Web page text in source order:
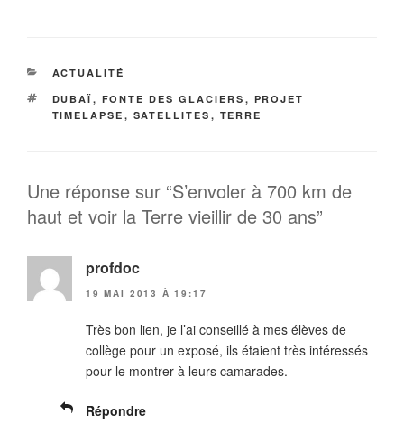
CATÉGORIES
ACTUALITÉ
ÉTIQUETTES
DUBAÏ, FONTE DES GLACIERS , PROJET
TIMELAPSE , SATELLITES , TERRE
Une réponse sur “S’envoler à 700 km de
haut et voir la Terre vieillir de 30 ans”
profdoc
19 MAI 2013 À 19:17
Très bon lien, je l’ai conseillé à mes élèves de
collège pour un exposé, ils étaient très intéressés
pour le montrer à leurs camarades.
Répondre